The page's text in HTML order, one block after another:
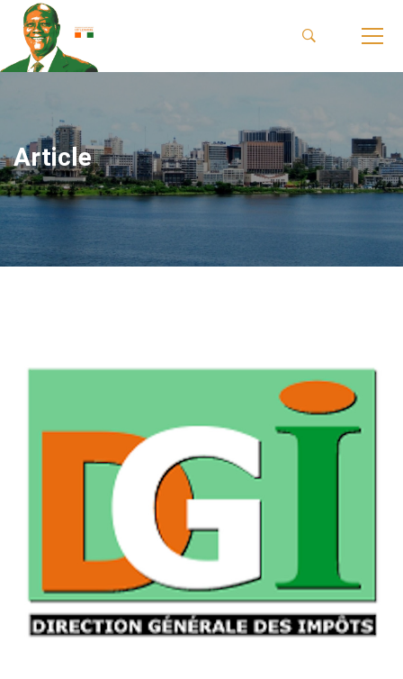
Article